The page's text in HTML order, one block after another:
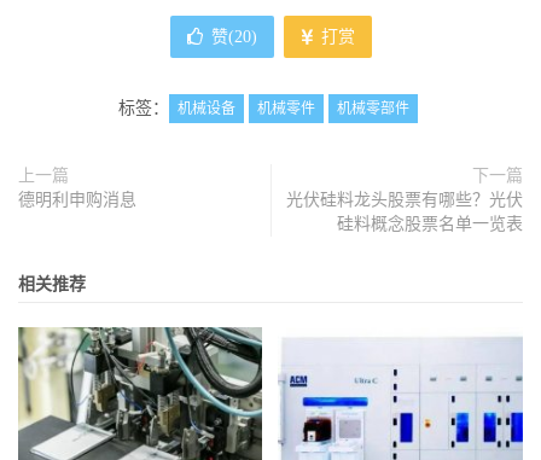
赞(20) 打赏
标签： 机械设备 机械零件 机械零部件
上一篇
德明利申购消息
下一篇
光伏硅料龙头股票有哪些？光伏
硅料概念股票名单一览表
相关推荐